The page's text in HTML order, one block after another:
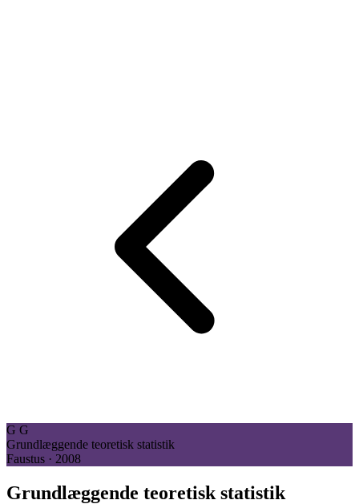
G G
Grundlæggende teoretisk statistik
Faustus · 2008
Grundlæggende teoretisk statistik